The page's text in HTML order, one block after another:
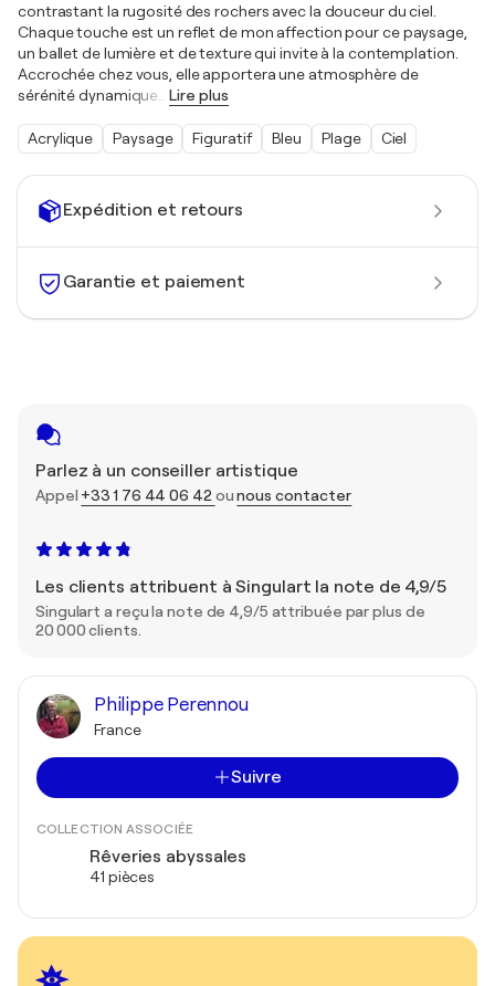
Expédition et retours
Garantie et paiement
Parlez à un conseiller artistique
Appel +33 1 76 44 06 42 ounous contacter
Les clients attribuent à Singulart la note de 4,9/5
Singulart a reçu la note de 4,9/5 attribuée par plus de
20 000 clients.
Philippe Perennou
France
Suivre
COLLECTION ASSOCIÉE
Rêveries abyssales
41 pièces
contrastant la rugosité des rochers avec la douceur du ciel.
Chaque touche est un reflet de mon affection pour ce paysage,
un ballet de lumière et de texture qui invite à la contemplation.
Accrochée chez vous, elle apportera une atmosphère de
sérénité dynamique
Lire plus
Acrylique Paysage Figuratif Bleu Plage Ciel